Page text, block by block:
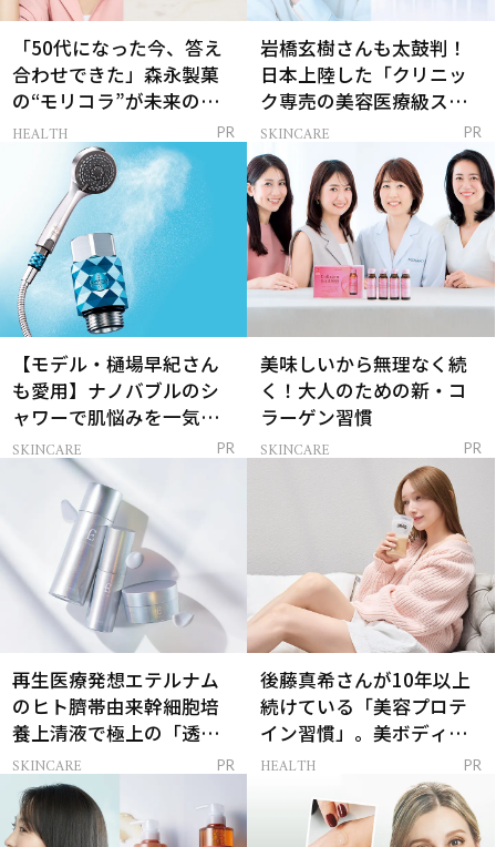
「50代になった今、答え
合わせできた」森永製菓
の“モリコラ”が未来のキ
レイを連れてくる！
HEALTH PR
岩橋玄樹さんも太鼓判！
日本上陸した「クリニッ
ク専売の美容医療級スキ
ンケア」
SKINCARE PR
【モデル・樋場早紀さん
も愛用】ナノバブルのシ
ャワーで肌悩みを一気に
解決
SKINCARE PR
美味しいから無理なく続
く！大人のための新・コ
ラーゲン習慣
SKINCARE PR
再生医療発想エテルナム
のヒト臍帯由来幹細胞培
養上清液で極上の「透明
感ハリ肌」へ
SKINCARE PR
後藤真希さんが10年以上
続けている「美容プロテ
イン習慣」。美ボディを
支える朝ルーティンと
HEALTH PR